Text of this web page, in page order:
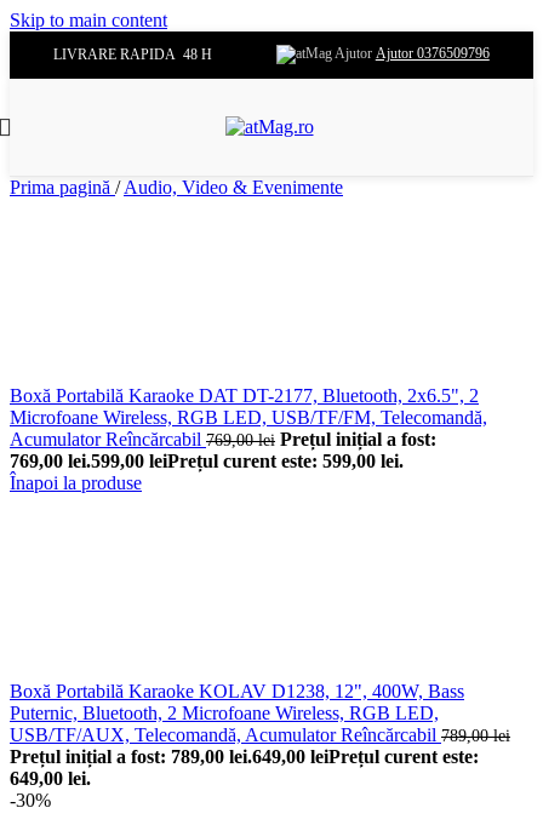
Skip to main content
LIVRARE RAPIDA 48 H Ajutor 0376509796
Prima pagină / Audio, Video & Evenimente
Boxă Portabilă Karaoke DAT DT-2177, Bluetooth, 2x6.5", 2
Microfoane Wireless, RGB LED, USB/TF/FM, Telecomandă,
Acumulator Reîncărcabil 769,00lei Prețul inițial a fost:
769,00 lei.599,00 leiPrețul curent este: 599,00 lei.
Înapoi la produse
Boxă Portabilă Karaoke KOLAV D1238, 12", 400W, Bass
Puternic, Bluetooth, 2 Microfoane Wireless, RGB LED,
USB/TF/AUX, Telecomandă, Acumulator Reîncărcabil 789,00lei
Prețul inițial a fost: 789,00 lei.649,00 leiPrețul curent este:
649,00 lei.
-30%